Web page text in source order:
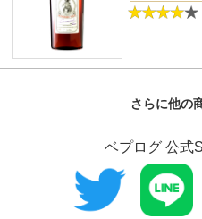
さらに他の
ベプログ 公式